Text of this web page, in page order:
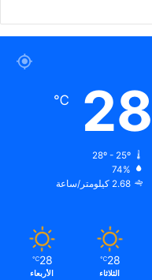
28
℃
28º - 25º
74%
2.68 كيلومتر/ساعة
28
℃
الثلاثاء
28
℃
الأربعاء